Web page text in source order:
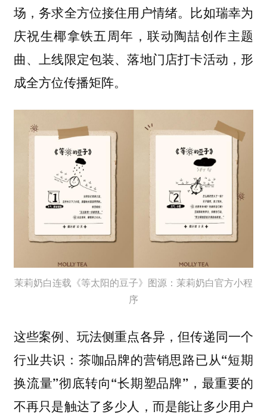
场，务求全方位接住用户情绪。比如瑞幸为
庆祝生椰拿铁五周年，联动陶喆创作主题
曲、上线限定包装、落地门店打卡活动，形
成全方位传播矩阵。
茉莉奶白连载《等太阳的豆子》图源：茉莉奶白官方小程
序
这些案例、玩法侧重点各异，但传递同一个
行业共识： 茶咖品牌的营销思路已从“短期
换流量”彻底转向“长期塑品牌”，最重要的
不再只是触达了多少人，而是能让多少用户